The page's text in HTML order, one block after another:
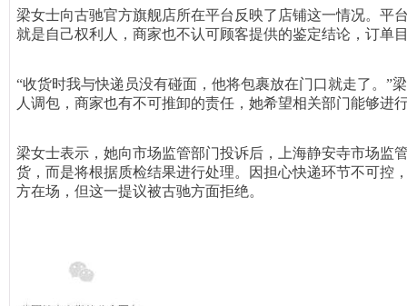
梁女士向古驰官方旗舰店所在平台反映了店铺这一情况。平
就是自己权利人，商家也不认可顾客提供的鉴定结论，订单
“收货时我与快递员没有碰面，他将包裹放在门口就走了。”
人调包，商家也有不可推卸的责任，她希望相关部门能够进
梁女士表示，她向市场监管部门投诉后，上海静安寺市场监
货，而是将根据质检结果进行处理。因担心快递环节不可控
方在场，但这一提议被古驰方面拒绝。